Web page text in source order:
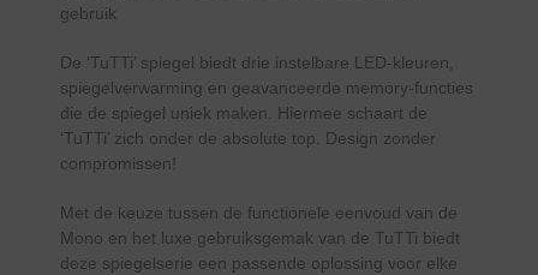
gebruik
De ‘TuTTi’ spiegel biedt drie instelbare LED-kleuren,
spiegelverwarming en geavanceerde memory-functies
die de spiegel uniek maken. Hiermee schaart de
‘TuTTi’ zich onder de absolute top. Design zonder
compromissen!
Met de keuze tussen de functionele eenvoud van de
Mono en het luxe gebruiksgemak van de TuTTi biedt
deze spiegelserie een passende oplossing voor elke